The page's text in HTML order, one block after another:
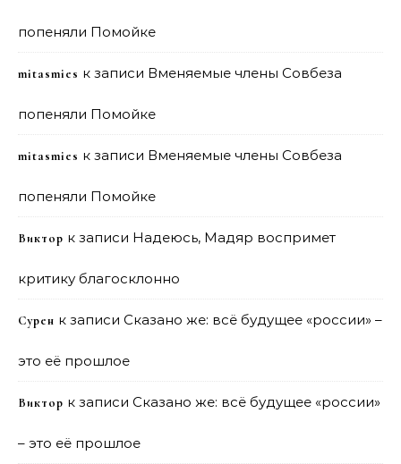
попеняли Помойке
mitasmies к записи Вменяемые члены Совбеза
попеняли Помойке
mitasmies к записи Вменяемые члены Совбеза
попеняли Помойке
Виктор к записи Надеюсь, Мадяр воспримет
критику благосклонно
Сурен к записи Сказано же: всё будущее «россии» –
это её прошлое
Виктор к записи Сказано же: всё будущее «россии»
– это её прошлое